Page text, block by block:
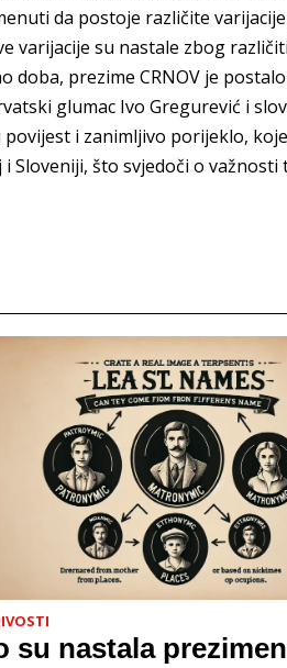
da postoje različite
varijacije su nastale zbog
doba, prezime CRNOV je
glumac Ivo Gregurević i
i zanimljivo porijeklo,
što svjedoči o važnosti
su nastala